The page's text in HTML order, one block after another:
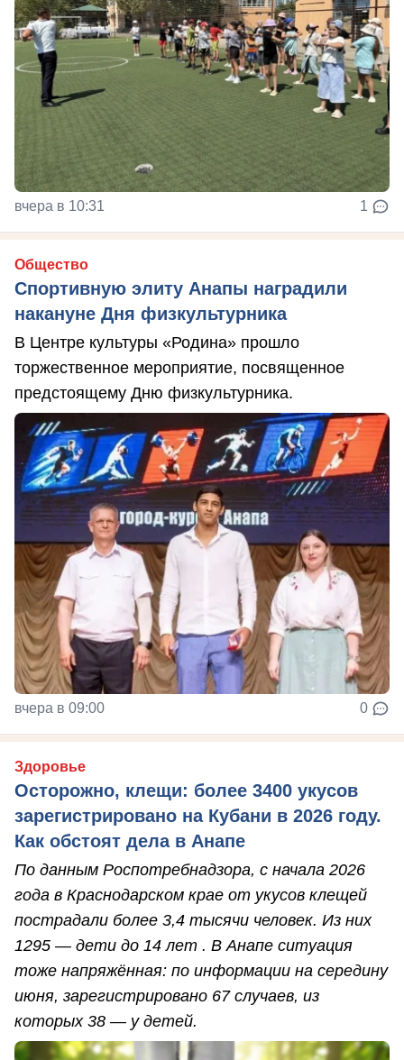
вчера в 10:31 1
Общество
Спортивную элиту Анапы наградили
накануне Дня физкультурника
В Центре культуры «Родина» прошло
торжественное мероприятие, посвященное
предстоящему Дню физкультурника.
вчера в 09:00 0
Здоровье
Осторожно, клещи: более 3400 укусов
зарегистрировано на Кубани в 2026 году.
Как обстоят дела в Анапе
По данным Роспотребнадзора, с начала 2026
года в Краснодарском крае от укусов клещей
пострадали более 3,4 тысячи человек. Из них
1295 — дети до 14 лет . В Анапе ситуация
тоже напряжённая: по информации на середину
июня, зарегистрировано 67 случаев, из
которых 38 — у детей.